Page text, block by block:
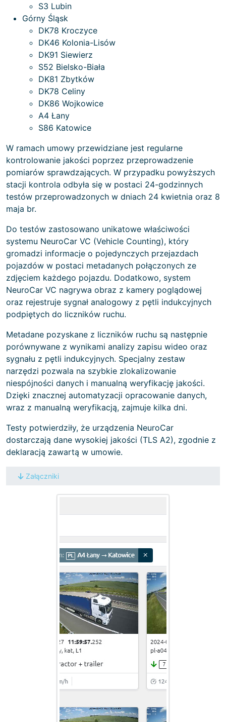
S3 Lubin
Górny Śląsk
DK78 Kroczyce
DK46 Kolonia-Lisów
DK91 Siewierz
S52 Bielsko-Biała
DK81 Zbytków
DK78 Celiny
DK86 Wojkowice
A4 Łany
S86 Katowice
W ramach umowy przewidziane jest regularne
kontrolowanie jakości poprzez przeprowadzenie
pomiarów sprawdzających. W przypadku powyższych
stacji kontrola odbyła się w postaci 24-godzinnych
testów przeprowadzonych w dniach 24 kwietnia oraz 8
maja br.
Do testów zastosowano unikatowe właściwości
systemu NeuroCar VC (Vehicle Counting), który
gromadzi informacje o pojedynczych przejazdach
pojazdów w postaci metadanych połączonych ze
zdjęciem każdego pojazdu. Dodatkowo, system
NeuroCar VC nagrywa obraz z kamery poglądowej
oraz rejestruje sygnał analogowy z pętli indukcyjnych
podpiętych do liczników ruchu.
Metadane pozyskane z liczników ruchu są następnie
porównywane z wynikami analizy zapisu wideo oraz
sygnału z pętli indukcyjnych. Specjalny zestaw
narzędzi pozwala na szybkie zlokalizowanie
niespójności danych i manualną weryfikację jakości.
Dzięki znacznej automatyzacji opracowanie danych,
wraz z manualną weryfikacją, zajmuje kilka dni.
Testy potwierdziły, że urządzenia NeuroCar
dostarczają dane wysokiej jakości (TLS A2), zgodnie z
deklaracją zawartą w umowie.
Załączniki